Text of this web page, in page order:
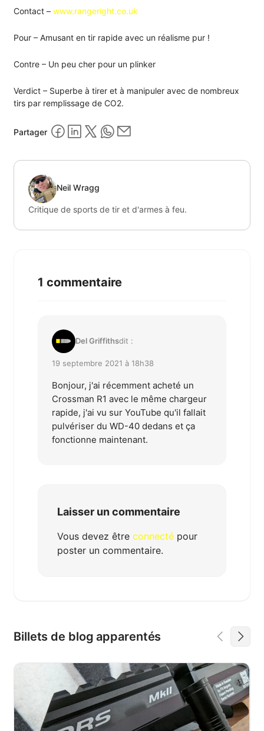
Contact – www.rangeright.co.uk
Pour – Amusant en tir rapide avec un réalisme pur !
Contre – Un peu cher pour un plinker
Verdict – Superbe à tirer et à manipuler avec de nombreux
tirs par remplissage de CO2.
Partager
Neil Wragg
Critique de sports de tir et d'armes à feu.
1 commentaire
Del Griffithsdit :
19 septembre 2021 à 18h38
Bonjour, j'ai récemment acheté un
Crossman R1 avec le même chargeur
rapide, j'ai vu sur YouTube qu'il fallait
pulvériser du WD-40 dedans et ça
fonctionne maintenant.
Laisser un commentaire
Vous devez être connecté pour
poster un commentaire.
Billets de blog apparentés